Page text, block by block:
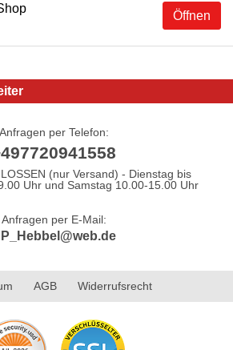
Öffnen
Anfragen per Telefon:
(nur Versand) - Dienstag bis
Uhr und Samstag 10.00-15.00 Uhr
Anfragen per E-Mail:
AGB Widerrufsrecht